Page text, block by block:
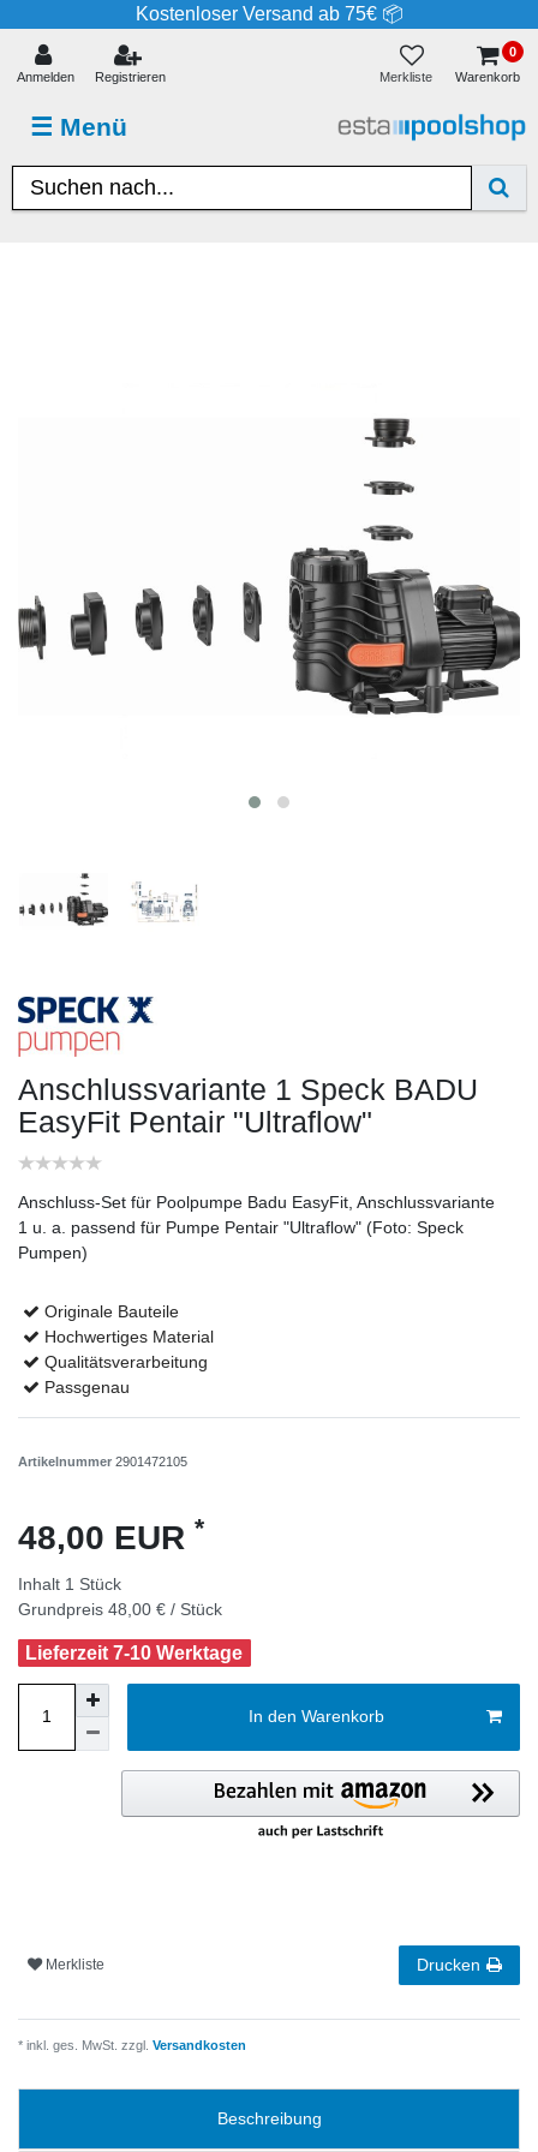
Kostenloser Versand ab 75€ 📦
☰ Menü
Anmelden Registrieren Merkliste
0
Warenkorb
Anschlussvariante 1 Speck BADU
EasyFit Pentair "Ultraflow"
Anschluss-Set für Poolpumpe Badu EasyFit, Anschlussvariante
1 u. a. passend für Pumpe Pentair "Ultraflow" (Foto: Speck
Pumpen)
Originale Bauteile
Hochwertiges Material
Qualitätsverarbeitung
Passgenau
Artikelnummer 2901472105
48,00 EUR *
Inhalt 1 Stück
Grundpreis 48,00 € / Stück
Lieferzeit 7-10 Werktage
In den Warenkorb
Merkliste Drucken
* inkl. ges. MwSt. zzgl. Versandkosten
Beschreibung